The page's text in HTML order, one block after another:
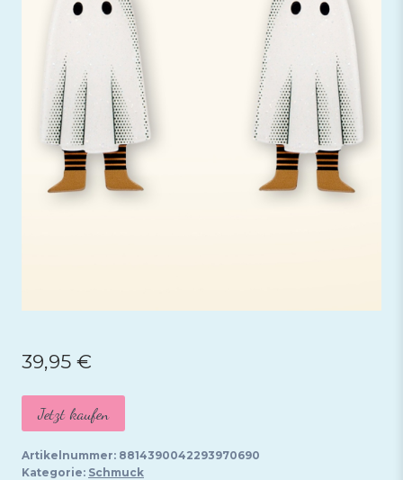
39,95 €
Jetzt kaufen
Artikelnummer: 8814390042293970690
Kategorie: Schmuck